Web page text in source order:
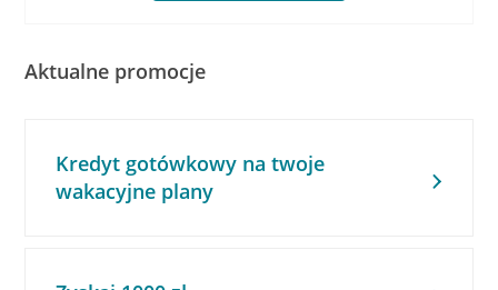
Aktualne promocje
Kredyt gotówkowy na twoje
wakacyjne plany